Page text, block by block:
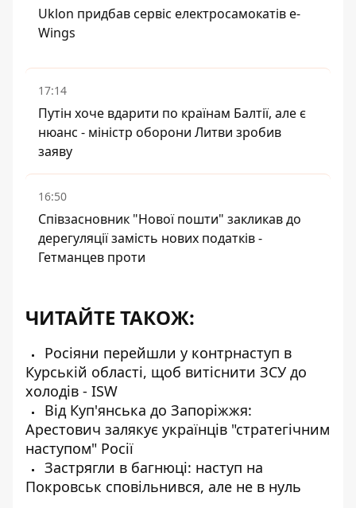
Uklon придбав сервіс електросамокатів e-
Wings
17:14
Путін хоче вдарити по країнам Балтії, але є
нюанс - міністр оборони Литви зробив
заяву
16:50
Співзасновник "Нової пошти" закликав до
дерегуляції замість нових податків -
Гетманцев проти
ЧИТАЙТЕ ТАКОЖ:
Росіяни перейшли у контрнаступ в
Курській області, щоб витіснити ЗСУ до
холодів - ISW
Від Куп'янська до Запоріжжя:
Арестович залякує українців "стратегічним
наступом" Росії
Застрягли в багнюці: наступ на
Покровськ сповільнився, але не в нуль